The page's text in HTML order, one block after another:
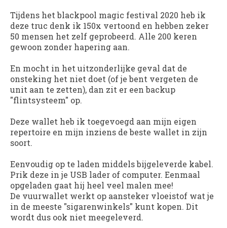
Tijdens het blackpool magic festival 2020 heb ik
deze truc denk ik 150x vertoond en hebben zeker
50 mensen het zelf geprobeerd. Alle 200 keren
gewoon zonder hapering aan.
En mocht in het uitzonderlijke geval dat de
onsteking het niet doet (of je bent vergeten de
unit aan te zetten), dan zit er een backup
"flintsysteem" op.
Deze wallet heb ik toegevoegd aan mijn eigen
repertoire en mijn inziens de beste wallet in zijn
soort.
Eenvoudig op te laden middels bijgeleverde kabel.
Prik deze in je USB lader of computer. Eenmaal
opgeladen gaat hij heel veel malen mee!
De vuurwallet werkt op aansteker vloeistof wat je
in de meeste "sigarenwinkels" kunt kopen. Dit
wordt dus ook niet meegeleverd.